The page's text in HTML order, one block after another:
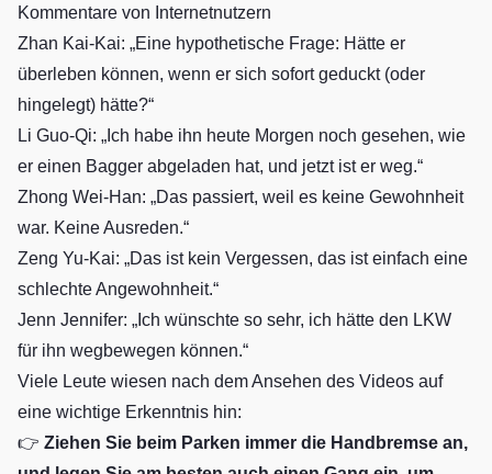
Kommentare von Internetnutzern
Zhan Kai-Kai: „Eine hypothetische Frage: Hätte er
überleben können, wenn er sich sofort geduckt (oder
hingelegt) hätte?“
Li Guo-Qi: „Ich habe ihn heute Morgen noch gesehen, wie
er einen Bagger abgeladen hat, und jetzt ist er weg.“
Zhong Wei-Han: „Das passiert, weil es keine Gewohnheit
war. Keine Ausreden.“
Zeng Yu-Kai: „Das ist kein Vergessen, das ist einfach eine
schlechte Angewohnheit.“
Jenn Jennifer: „Ich wünschte so sehr, ich hätte den LKW
für ihn wegbewegen können.“
Viele Leute wiesen nach dem Ansehen des Videos auf
eine wichtige Erkenntnis hin:
👉 Ziehen Sie beim Parken immer die Handbremse an,